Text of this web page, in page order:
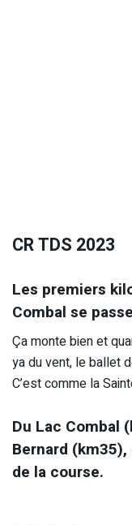
CR TDS 2023
Les premiers
Combal se
Ça monte bien et
ya du vent, le ballet
C’est comme la
Du Lac Combal
Bernard
de la course.